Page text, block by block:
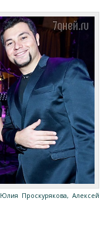
Проскурякова, Алексей